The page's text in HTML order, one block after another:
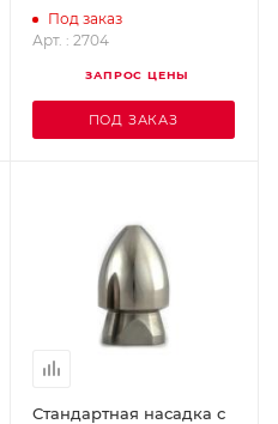
USB 2704
Под заказ
Арт. : 2704
ЗАПРОС ЦЕНЫ
ПОД ЗАКАЗ
Стандартная насадка с